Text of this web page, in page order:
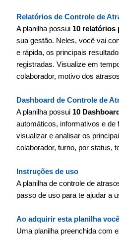
Relatórios de Controle de
A planilha possui 10 relatórios
sua gestão. Neles, você vai
e rápida, os principais
registradas. Visualize em
colaborador, motivo dos
Dashboard de Controle de
A planilha possui 10
automáticos, informativos e de
visualizar e analisar os
colaborador, turno, por status,
Instruções de uso
A planilha de controle de
passo de uso para te ajudar a
Ao adquirir esta planilha
Uma planilha preenchida com